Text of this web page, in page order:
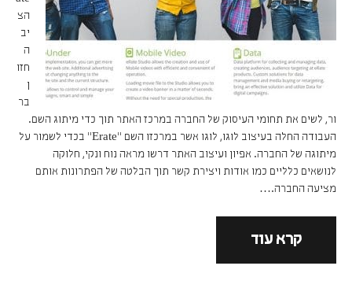
הצ
יב
ה
חזו
ן
בר
ור, לשים את תחומי העיסוק של החברה במרכז האתר תוך כדי מיתוג השם.
העבודה החלה בעיצוב לוגו, לוגו אשר במרכזו השם "Erate" בכדי לשמור על
מיתוגה של החברה. אפיון ועיצוב האתר דרשו מראה נוח ונקי, חלוקה
לנושאים כלליים כמו אודות ויצירת קשר תוך הבלטה של הפתרונות אותם
מציעה החברה.…
קרא עוד